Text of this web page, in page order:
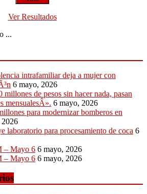
Ver Resultados
...
intrafamiliar deja a mujer con
6 mayo, 2026
de pesos sin hacer nada, pasan
mensualesÂ». 6 mayo, 2026
para modernizar bomberos en
laboratorio para procesamiento de coca 6
– Mayo 6 6 mayo, 2026
– Mayo 6 6 mayo, 2026